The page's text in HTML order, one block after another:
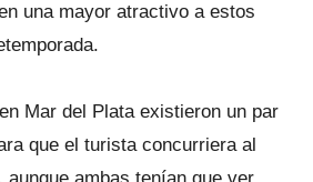
una mayor atractivo a estos
Mar del Plata existieron un par
que el turista concurriera al